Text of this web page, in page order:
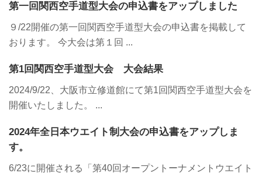
第一回関西空手道型大会の申込書をアップしました
９/22開催の第一回関西空手道型大会の申込書を掲載して
おります。 今大会は第１回 ...
第1回関西空手道型大会 大会結果
2024/9/22、大阪市立修道館にて第1回関西空手道型大会を
開催いたしました。 ...
2024年全日本ウエイト制大会の申込書をアップしま
す。
6/23に開催される「第40回オープントーナメントウエイト